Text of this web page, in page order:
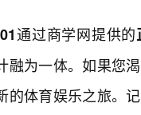
通过商学网提供的
为一体。如果您
体育娱乐之旅。记